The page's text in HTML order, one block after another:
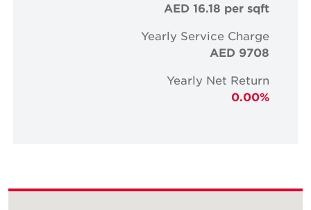
AED 16.18 per sqft
Yearly Service Charge
AED 9708
Yearly Net Return
0.00%